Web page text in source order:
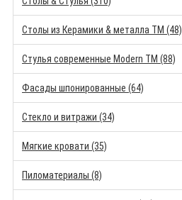
Столы из Керамики & металла TM (48)
Стулья современные Modern TM (88)
Фасады шпонированные (64)
Стекло и витражи (34)
Мягкие кровати (35)
Пиломатериалы (8)